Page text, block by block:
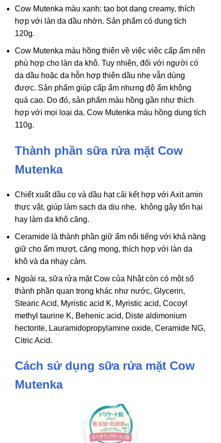
Cow Mutenka màu xanh: tạo bọt dạng creamy, thích
hợp với làn da dầu nhờn. Sản phẩm có dung tích
120g.
Cow Mutenka màu hồng thiên về việc việc cấp ẩm nên
phù hợp cho làn da khô. Tuy nhiên, đối với người có
da dầu hoặc da hỗn hợp thiên dầu nhẹ vẫn dùng
được. Sản phẩm giúp cấp ẩm nhưng độ ẩm không
quá cao. Do đó, sản phẩm màu hồng gần như thích
hợp với mọi loại da. Cow Mutenka màu hồng dung tích
110g.
Thành phần sữa rửa mặt Cow
Mutenka
Chiết xuất dầu cọ và dầu hạt cải kết hợp với Axit amin
thực vật, giúp làm sạch da dịu nhẹ, không gây tổn hại
hay làm da khô căng.
Ceramide là thành phần giữ ẩm nổi tiếng với khả năng
giữ cho ẩm mượt, căng mọng, thích hợp với làn da
khô và da nhạy cảm.
Ngoài ra, sữa rửa mặt Cow của Nhật còn có một số
thành phần quan trọng khác như nước, Glycerin,
Stearic Acid, Myristic acid K, Myristic acid, Cocoyl
methyl taurine K, Behenic acid, Diste aldimonium
hectorite, Lauramidopropylamine oxide, Ceramide NG,
Citric Acid.
Cách sử dụng sữa rửa mặt Cow
Mutenka